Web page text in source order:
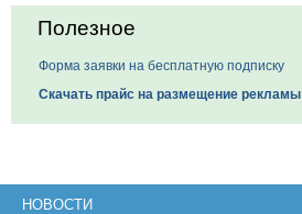
Полезное
Форма заявки на бесплатную подписку
Скачать прайс на размещение рекламы
НОВОСТИ